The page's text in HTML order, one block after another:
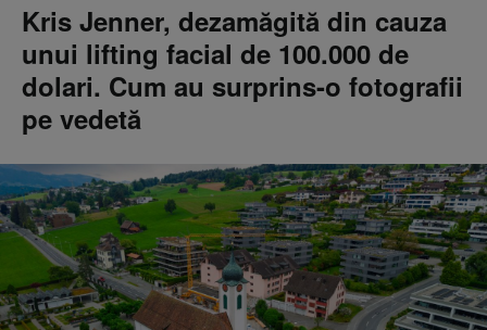
Kris Jenner, dezamăgită din cauza
unui lifting facial de 100.000 de
dolari. Cum au surprins-o fotografii
pe vedetă